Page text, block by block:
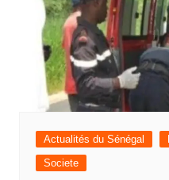
Actualités du Sénégal
Societe